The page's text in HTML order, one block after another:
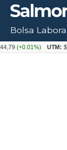
Bolsa
UTM: $71.649